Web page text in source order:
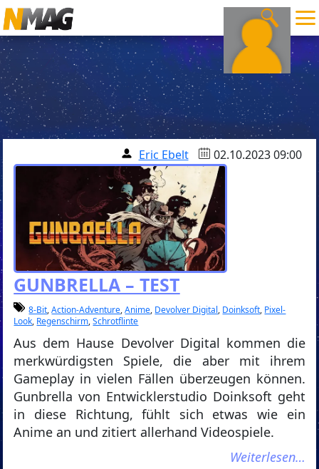
Eric Ebelt 02.10.2023 09:00
GUNBRELLA – TEST
8-Bit,Action-Adventure,Anime, Devolver Digital, Doinksoft, Pixel-
Look, Regenschirm,Schrotflinte
Aus dem Hause Devolver Digital kommen die
merkwürdigsten Spiele, die aber mit ihrem
Gameplay in vielen Fällen überzeugen können.
Gunbrella von Entwicklerstudio Doinksoft geht
in diese Richtung, fühlt sich etwas wie ein
Anime an und zitiert allerhand Videospiele.
Weiterlesen…